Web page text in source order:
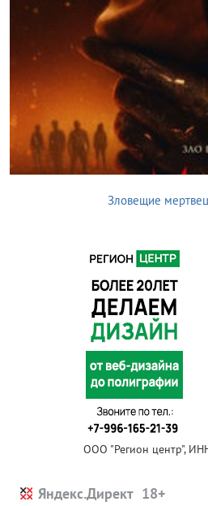
Зловещие
ООО "Регион центр",
Яндекс.Директ